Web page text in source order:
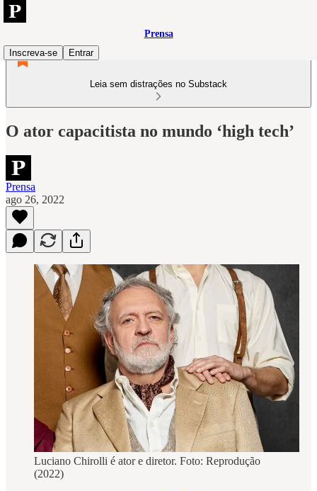
Prensa
Inscreva-se
Entrar
Leia sem distrações no Substack
O ator capacitista no mundo ‘high tech’
Prensa
ago 26, 2022
Luciano Chirolli é ator e diretor. Foto: Reprodução
(2022)